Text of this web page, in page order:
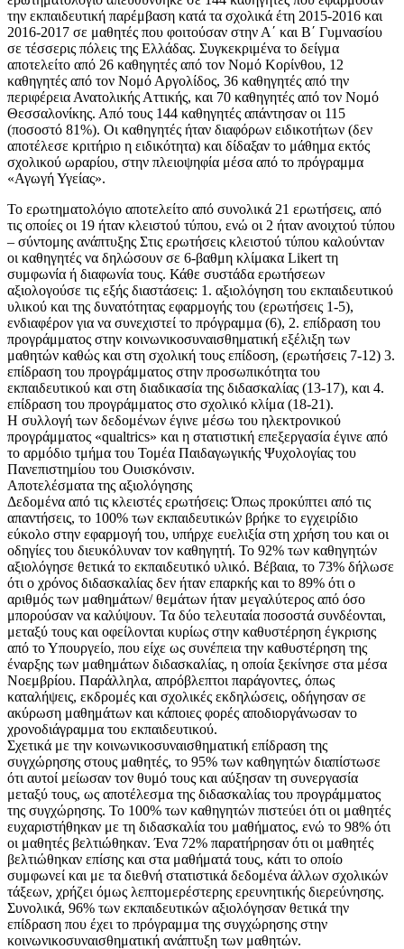
την εκπαιδευτική παρέμβαση κατά τα σχολικά έτη 2015-2016 και
2016-2017 σε μαθητές που φοιτούσαν στην Α΄ και Β΄ Γυμνασίου
σε τέσσερις πόλεις της Ελλάδας. Συγκεκριμένα το δείγμα
αποτελείτο από 26 καθηγητές από τον Νομό Κορίνθου, 12
καθηγητές από τον Νομό Αργολίδος, 36 καθηγητές από την
περιφέρεια Ανατολικής Αττικής, και 70 καθηγητές από τον Νομό
Θεσσαλονίκης. Από τους 144 καθηγητές απάντησαν οι 115
(ποσοστό 81%). Οι καθηγητές ήταν διαφόρων ειδικοτήτων (δεν
αποτέλεσε κριτήριο η ειδικότητα) και δίδαξαν το μάθημα εκτός
σχολικού ωραρίου, στην πλειοψηφία μέσα από το πρόγραμμα
«Αγωγή Υγείας».
Το ερωτηματολόγιο αποτελείτο από συνολικά 21 ερωτήσεις, από
τις οποίες οι 19 ήταν κλειστού τύπου, ενώ οι 2 ήταν ανοιχτού τύπου
– σύντομης ανάπτυξης Στις ερωτήσεις κλειστού τύπου καλούνταν
οι καθηγητές να δηλώσουν σε 6-βαθμη κλίμακα Likert τη
συμφωνία ή διαφωνία τους. Κάθε συστάδα ερωτήσεων
αξιολογούσε τις εξής διαστάσεις: 1. αξιολόγηση του εκπαιδευτικού
υλικού και της δυνατότητας εφαρμογής του (ερωτήσεις 1-5),
ενδιαφέρον για να συνεχιστεί το πρόγραμμα (6), 2. επίδραση του
προγράμματος στην κοινωνικοσυναισθηματική εξέλιξη των
μαθητών καθώς και στη σχολική τους επίδοση, (ερωτήσεις 7-12) 3.
επίδραση του προγράμματος στην προσωπικότητα του
εκπαιδευτικού και στη διαδικασία της διδασκαλίας (13-17), και 4.
επίδραση του προγράμματος στο σχολικό κλίμα (18-21).
Η συλλογή των δεδομένων έγινε μέσω του ηλεκτρονικού
προγράμματος «qualtrics» και η στατιστική επεξεργασία έγινε από
το αρμόδιο τμήμα του Τομέα Παιδαγωγικής Ψυχολογίας του
Πανεπιστημίου του Ουισκόνσιν.
Αποτελέσματα της αξιολόγησης
Δεδομένα από τις κλειστές ερωτήσεις: Όπως προκύπτει από τις
απαντήσεις, το 100% των εκπαιδευτικών βρήκε το εγχειρίδιο
εύκολο στην εφαρμογή του, υπήρχε ευελιξία στη χρήση του και οι
οδηγίες του διευκόλυναν τον καθηγητή. Το 92% των καθηγητών
αξιολόγησε θετικά το εκπαιδευτικό υλικό. Βέβαια, το 73% δήλωσε
ότι ο χρόνος διδασκαλίας δεν ήταν επαρκής και το 89% ότι ο
αριθμός των μαθημάτων/ θεμάτων ήταν μεγαλύτερος από όσο
μπορούσαν να καλύψουν. Τα δύο τελευταία ποσοστά συνδέονται,
μεταξύ τους και οφείλονται κυρίως στην καθυστέρηση έγκρισης
από το Υπουργείο, που είχε ως συνέπεια την καθυστέρηση της
έναρξης των μαθημάτων διδασκαλίας, η οποία ξεκίνησε στα μέσα
Νοεμβρίου. Παράλληλα, απρόβλεπτοι παράγοντες, όπως
καταλήψεις, εκδρομές και σχολικές εκδηλώσεις, οδήγησαν σε
ακύρωση μαθημάτων και κάποιες φορές αποδιοργάνωσαν το
χρονοδιάγραμμα του εκπαιδευτικού.
Σχετικά με την κοινωνικοσυναισθηματική επίδραση της
συγχώρησης στους μαθητές, το 95% των καθηγητών διαπίστωσε
ότι αυτοί μείωσαν τον θυμό τους και αύξησαν τη συνεργασία
μεταξύ τους, ως αποτέλεσμα της διδασκαλίας του προγράμματος
της συγχώρησης. Το 100% των καθηγητών πιστεύει ότι οι μαθητές
ευχαριστήθηκαν με τη διδασκαλία του μαθήματος, ενώ το 98% ότι
οι μαθητές βελτιώθηκαν. Ένα 72% παρατήρησαν ότι οι μαθητές
βελτιώθηκαν επίσης και στα μαθήματά τους, κάτι το οποίο
συμφωνεί και με τα διεθνή στατιστικά δεδομένα άλλων σχολικών
τάξεων, χρήζει όμως λεπτομερέστερης ερευνητικής διερεύνησης.
Συνολικά, 96% των εκπαιδευτικών αξιολόγησαν θετικά την
επίδραση που έχει το πρόγραμμα της συγχώρησης στην
κοινωνικοσυναισθηματική ανάπτυξη των μαθητών.